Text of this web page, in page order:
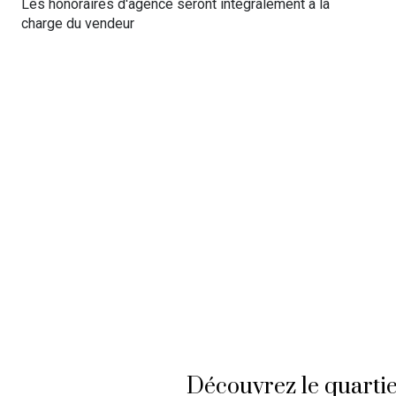
Les honoraires d'agence seront intégralement à la
charge du vendeur
Découvrez le